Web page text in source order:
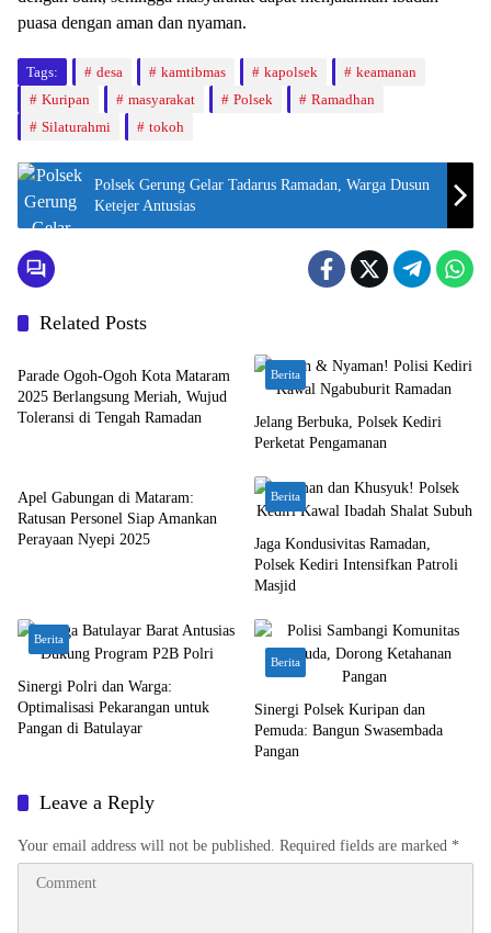
puasa dengan aman dan nyaman.
Tags: desa kamtibmas kapolsek
keamanan
Kuripan
masyarakat Polsek
Ramadhan
Silaturahmi
tokoh
Polsek Gerung Gelar Tadarus Ramadan, Warga Dusun
Ketejer Antusias
Related Posts
Bali Nusra
Parade Ogoh-Ogoh Kota Mataram
2025 Berlangsung Meriah, Wujud
Toleransi di Tengah Ramadan
Berita
Jelang Berbuka, Polsek Kediri
Perketat Pengamanan
Apel Gabungan di Mataram:
Ratusan Personel Siap Amankan
Perayaan Nyepi 2025
Berita
Jaga Kondusivitas Ramadan,
Polsek Kediri Intensifkan Patroli
Masjid
Berita
Sinergi Polri dan Warga:
Optimalisasi Pekarangan untuk
Pangan di Batulayar
Berita
Sinergi Polsek Kuripan dan
Pemuda: Bangun Swasembada
Pangan
Leave a Reply
Your email address will not be published. Required fields are marked *